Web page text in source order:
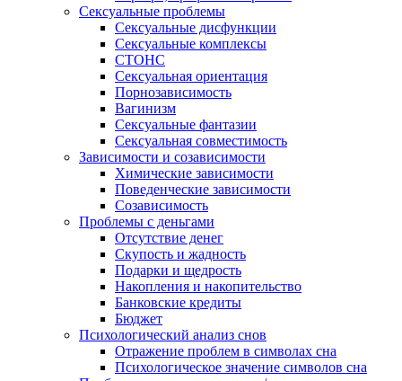
Сексуальные проблемы
Сексуальные дисфункции
Сексуальные комплексы
СТОНС
Сексуальная ориентация
Порнозависимость
Вагинизм
Сексуальные фантазии
Сексуальная совместимость
Зависимости и созависимости
Химические зависимости
Поведенческие зависимости
Созависимость
Проблемы с деньгами
Отсутствие денег
Скупость и жадность
Подарки и щедрость
Накопления и накопительство
Банковские кредиты
Бюджет
Психологический анализ снов
Отражение проблем в символах сна
Психологическое значение символов сна